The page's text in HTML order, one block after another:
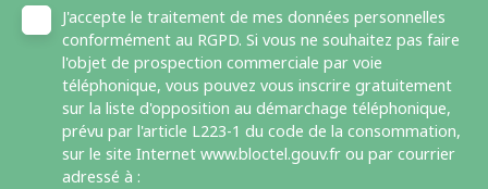
J'accepte le traitement de mes données personnelles
conformément au RGPD. Si vous ne souhaitez pas faire
l'objet de prospection commerciale par voie
téléphonique, vous pouvez vous inscrire gratuitement
sur la liste d'opposition au démarchage téléphonique,
prévu par l'article L223-1 du code de la consommation,
sur le site Internet www.bloctel.gouv.fr ou par courrier
adressé à :